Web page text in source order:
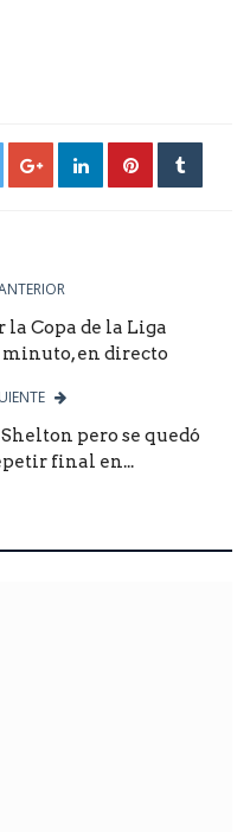
Copa de la Liga
en directo
pero se quedó
final en...